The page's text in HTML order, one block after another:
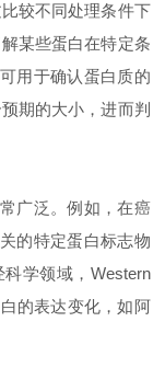
较不同处理条件下
某些蛋白在特定条
用于确认蛋白质的
期的大小，进而判
广泛。例如，在癌
的特定蛋白标志物
学领域，Western
的表达变化，如阿